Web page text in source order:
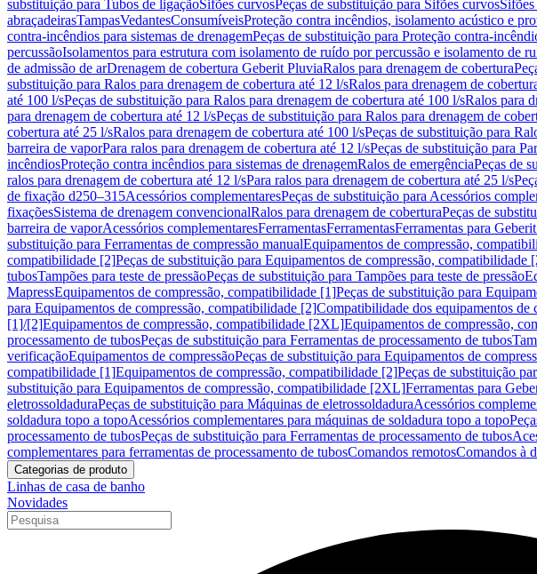
substituição para Tubos de ligaçãoSifões curvosPeças de substituição para Sifões curvos
abraçadeirasTampasVedantesConsumíveisProteção contra incêndios, isolamento acústico e
contra-incêndios para sistemas de drenagemPeças de substituição para Proteção contra-
percussãoIsolamentos para estrutura com isolamento de ruído por percussão e isolamento de
de admissão de arDrenagem de cobertura Geberit PluviaRalos para drenagem de cobertura
substituição para Ralos para drenagem de cobertura até 12 l/sRalos para drenagem de
até 100 l/sPeças de substituição para Ralos para drenagem de cobertura até 100 l/sRalos para
para drenagem de cobertura até 12 l/sPeças de substituição para Ralos para drenagem de
cobertura até 25 l/sRalos para drenagem de cobertura até 100 l/sPeças de substituição para
barreira de vaporPara ralos para drenagem de cobertura até 12 l/sPeças de substituição para
incêndiosProteção contra incêndios para sistemas de drenagemRalos de emergênciaPeças de
ralos para drenagem de cobertura até 12 l/sPara ralos para drenagem de cobertura até 25 l/s
de fixação d250–315Acessórios complementaresPeças de substituição para Acessórios
fixaçõesSistema de drenagem convencionalRalos para drenagem de coberturaPeças de
barreira de vaporAcessórios complementaresFerramentasFerramentasFerramentas para
substituição para Ferramentas de compressão manualEquipamentos de compressão,
compatibilidade [2]Peças de substituição para Equipamentos de compressão, compatibilidade
tubosTampões para teste de pressãoPeças de substituição para Tampões para teste de pressão
MapressEquipamentos de compressão, compatibilidade [1]Peças de substituição para
para Equipamentos de compressão, compatibilidade [2]Compatibilidade dos equipamentos de
[1]/[2]Equipamentos de compressão, compatibilidade [2XL]Equipamentos de compressão,
processamento de tubosPeças de substituição para Ferramentas de processamento de tubos
verificaçãoEquipamentos de compressãoPeças de substituição para Equipamentos de
compatibilidade [1]Equipamentos de compressão, compatibilidade [2]Peças de substituição
substituição para Equipamentos de compressão, compatibilidade [2XL]Ferramentas para
eletrossoldaduraPeças de substituição para Máquinas de eletrossoldaduraAcessórios
soldadura topo a topoAcessórios complementares para máquinas de soldadura topo a topo
processamento de tubosPeças de substituição para Ferramentas de processamento de tubos
complementares para ferramentas de processamento de tubosComandos remotosComandos à
Categorias de produto
Linhas de casa de banho
Novidades